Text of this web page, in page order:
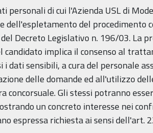
personali di cui l'Azienda USL di
dell'espletamento del
Decreto Legislativo n. 196/03. La
candidato implica il consenso al
i dati sensibili, a cura del personale
delle domande ed all'utilizzo
concorsuale. Gli stessi potranno
un concreto interesse nei
espressa richiesta ai sensi dell'art.